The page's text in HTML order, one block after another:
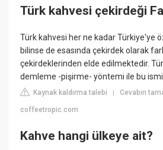
Türk kahvesi çekirdeği
Türk kahvesi her ne kadar Türkiye'ye
bilinse de esasında çekirdek olarak
çekirdeklerinden elde edilmektedir.
demleme -pişirme- yöntemi ile bu ismi
Kaynak kaldırma talebi |Cevabın
coffeetropic.com
Kahve hangi ülkeye ait?